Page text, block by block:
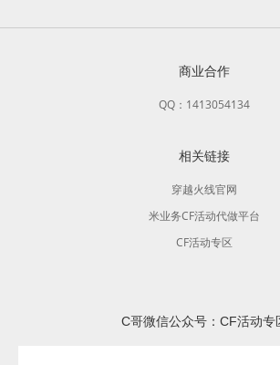
商业合作
QQ：1413054134
相关链接
穿越火线官网
米业务CF活动代做平台
CF活动专区
C哥微信公众号：CF活动专